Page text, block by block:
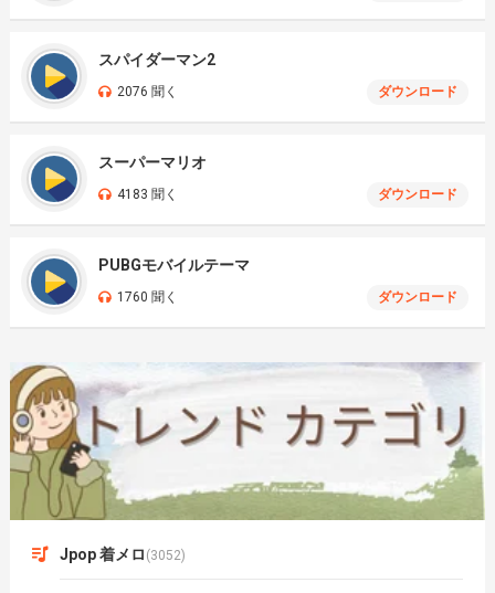
スパイダーマン2
2076 聞く ダウンロード
スーパーマリオ
4183 聞く ダウンロード
PUBGモバイルテーマ
1760 聞く ダウンロード
Jpop 着メロ (3052)